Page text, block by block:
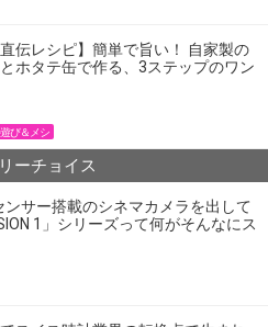
直伝レシピ】簡単で旨い！ 自家製の
ホタテ缶で作る、3ステップのワン
び＆メシ
ーチョイス
ンサー搭載のシネマカメラを出して
1」シリーズって何がそんなにス